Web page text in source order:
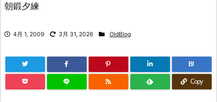
朝鍛夕練
4月 1, 2009 3月 31, 2026 OldBlog
B!
Copy